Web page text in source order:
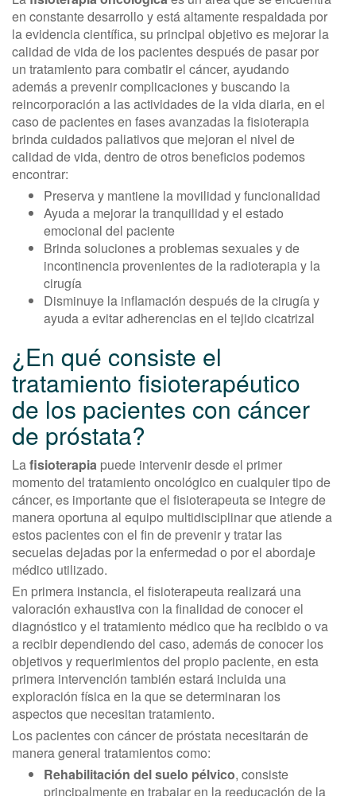
en constante desarrollo y está altamente respaldada por
la evidencia científica, su principal objetivo es mejorar la
calidad de vida de los pacientes después de pasar por
un tratamiento para combatir el cáncer, ayudando
además a prevenir complicaciones y buscando la
reincorporación a las actividades de la vida diaria, en el
caso de pacientes en fases avanzadas la fisioterapia
brinda cuidados paliativos que mejoran el nivel de
calidad de vida, dentro de otros beneficios podemos
encontrar:
Preserva y mantiene la movilidad y funcionalidad
Ayuda a mejorar la tranquilidad y el estado
emocional del paciente
Brinda soluciones a problemas sexuales y de
incontinencia provenientes de la radioterapia y la
cirugía
Disminuye la inflamación después de la cirugía y
ayuda a evitar adherencias en el tejido cicatrizal
¿En qué consiste el
tratamiento fisioterapéutico
de los pacientes con cáncer
de próstata?
Lafisioterapia puede intervenir desde el primer
momento del tratamiento oncológico en cualquier tipo de
cáncer, es importante que el fisioterapeuta se integre de
manera oportuna al equipo multidisciplinar que atiende a
estos pacientes con el fin de prevenir y tratar las
secuelas dejadas por la enfermedad o por el abordaje
médico utilizado.
En primera instancia, el fisioterapeuta realizará una
valoración exhaustiva con la finalidad de conocer el
diagnóstico y el tratamiento médico que ha recibido o va
a recibir dependiendo del caso, además de conocer los
objetivos y requerimientos del propio paciente, en esta
primera intervención también estará incluida una
exploración física en la que se determinaran los
aspectos que necesitan tratamiento.
Los pacientes con cáncer de próstata necesitarán de
manera general tratamientos como:
Rehabilitación del suelo pélvico, consiste
principalmente en trabajar en la reeducación de la